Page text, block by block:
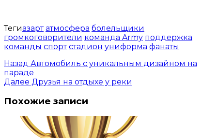
Тегиазарт атмосфера болельщики
громкоговорители команда Army поддержка
команды спорт стадион униформа фанаты
Назад Автомобиль с уникальным дизайном на
параде
Далее Друзья на отдыхе у реки
Похожие записи